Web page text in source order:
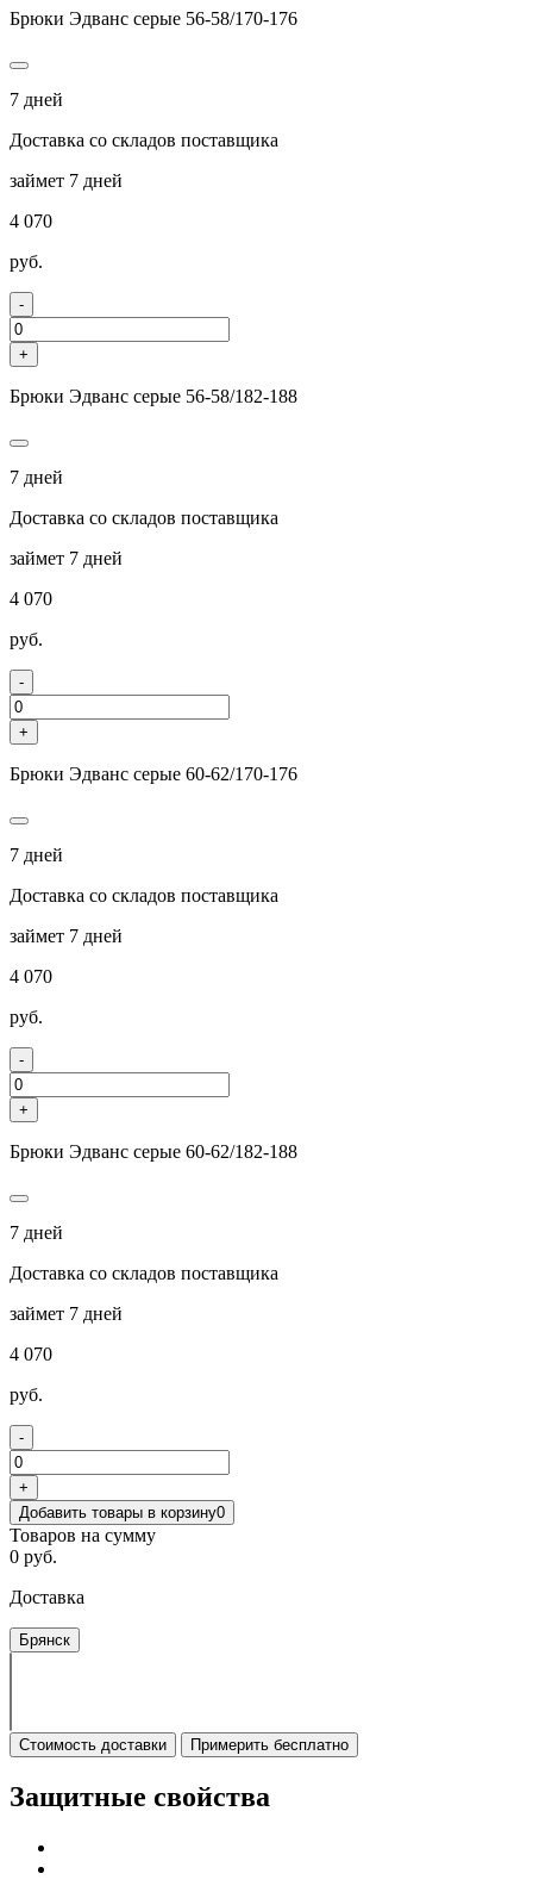
Брюки Эдванс серые 56-58/170-176
7 дней
Доставка со складов поставщика
займет 7 дней
4 070
руб.
-
+
Брюки Эдванс серые 56-58/182-188
7 дней
Доставка со складов поставщика
займет 7 дней
4 070
руб.
-
+
Брюки Эдванс серые 60-62/170-176
7 дней
Доставка со складов поставщика
займет 7 дней
4 070
руб.
-
+
Брюки Эдванс серые 60-62/182-188
7 дней
Доставка со складов поставщика
займет 7 дней
4 070
руб.
-
+
Добавить товары в корзину0
Товаров на сумму
0 руб.
Доставка
Брянск
Стоимость доставки Примерить бесплатно
Защитные свойства